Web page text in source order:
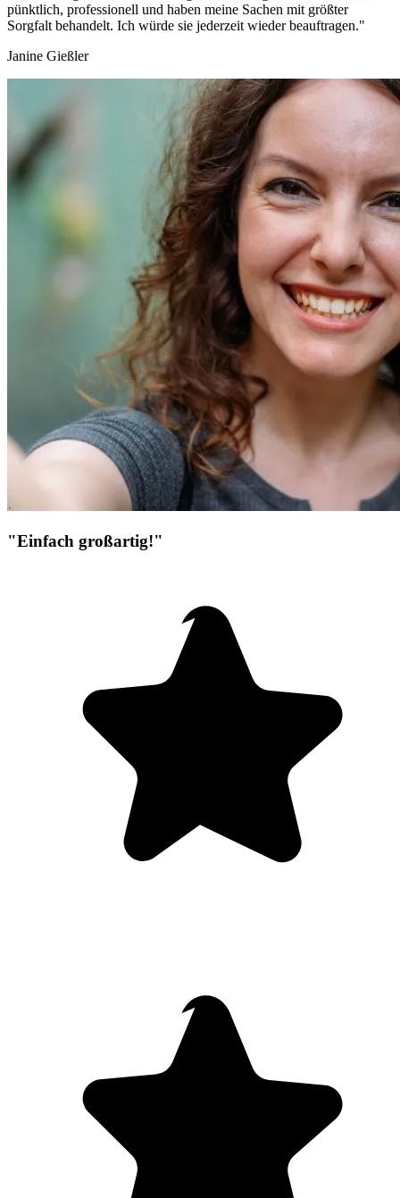
pünktlich, professionell und haben meine Sachen mit größter
Sorgfalt behandelt. Ich würde sie jederzeit wieder beauftragen."
Janine Gießler
"Einfach großartig!"